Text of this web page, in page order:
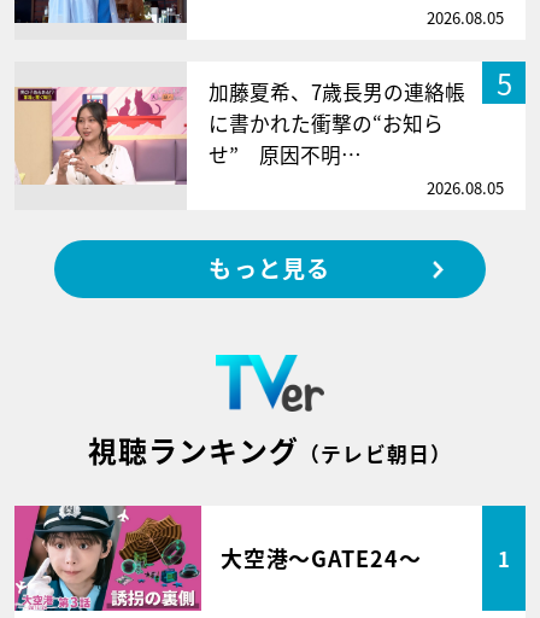
2026.08.05
5
加藤夏希、7歳長男の連絡帳
に書かれた衝撃の“お知ら
せ” 原因不明…
2026.08.05
もっと見る
視聴ランキング （テレビ朝日）
大空港～GATE24～ 1